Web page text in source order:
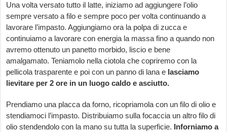
Una volta versato tutto il latte, iniziamo ad aggiungere l’olio
sempre versato a filo e sempre poco per volta continuando a
lavorare l’impasto. Aggiungiamo ora la polpa di zucca e
continuiamo a lavorare con energia la massa fino a quando non
avremo ottenuto un panetto morbido, liscio e bene
amalgamato. Teniamolo nella ciotola che copriremo con la
pellicola trasparente e poi con un panno di lana e lasciamo
lievitare per 2 ore in un luogo caldo e asciutto.
Prendiamo una placca da forno, ricopriamola con un filo di olio e
stendiamoci l’impasto. Distribuiamo sulla focaccia un altro filo di
olio stendendolo con la mano su tutta la superficie. Inforniamo a